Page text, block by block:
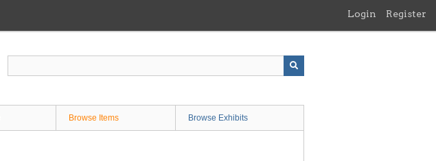
Login Register
Browse Items Browse Exhibits